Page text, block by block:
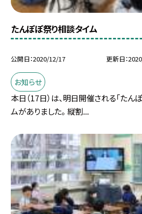
たんぽぽ祭り相談タイム
公開日 2020/12/17 更新日
お知らせ
本日（17日）は、明日開催される「たん
ムがありました。 縦割...